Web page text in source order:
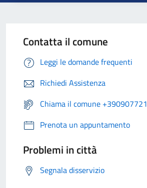
Contatta il comune
Leggi le domande frequenti
Richiedi Assistenza
Chiama il comune +390907721
Prenota un appuntamento
Problemi in città
Segnala disservizio